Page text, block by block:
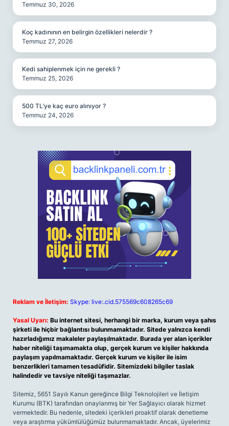
Temmuz 30, 2026
Koç kadınının en belirgin özellikleri nelerdir ?
Temmuz 27, 2026
Kedi sahiplenmek için ne gerekli ?
Temmuz 25, 2026
500 TL’ye kaç euro alınıyor ?
Temmuz 24, 2026
Reklam ve İletişim: Skype: live:.cid.575569c608265c69
Yasal Uyarı: Bu internet sitesi, herhangi bir marka, kurum veya şahıs
şirketi ile hiçbir bağlantısı bulunmamaktadır. Sitede yalnızca kendi
hazırladığımız makaleler paylaşılmaktadır. Burada yer alan içerikler
haber niteliği taşımamakta olup, gerçek kurum ve kişiler hakkında
paylaşım yapılmamaktadır. Gerçek kurum ve kişiler ile isim
benzerlikleri tamamen tesadüfidir. Sitemizdeki bilgiler taslak
halindedir ve tavsiye niteliği taşımazlar.
Sitemiz, 5651 Sayılı Kanun gereğince Bilgi Teknolojileri ve İletişim
Kurumu (BTK) tarafından onaylanmış bir Yer Sağlayıcı olarak hizmet
vermektedir. Bu nedenle, sitedeki içerikleri proaktif olarak denetleme
veya araştırma yükümlülüğümüz bulunmamaktadır. Ancak, üyelerimiz